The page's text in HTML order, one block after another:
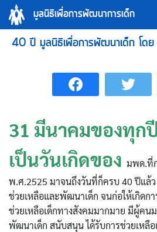
Skip
content
มูลนิธิเพื่อการพัฒนาการเด็ก
40 ปี มูลนิธิเพื่อการพัฒนาเด็ก โด
31 มีนาคมของทุก
เป็นวันเกิดของ มพด.ที่
พ.ศ.2525 มาจนถึงวันที่ก็ครบ 40 ปีแล้
ช่วยเหลือและพัฒนาเด็ก จนก่อให้เกิดก
ช่วยเหลือเด็กทางสังคมมากมาย มีผู้คน
พัฒนาเด็ก สนับสนุน ได้รับการช่วยเหลื